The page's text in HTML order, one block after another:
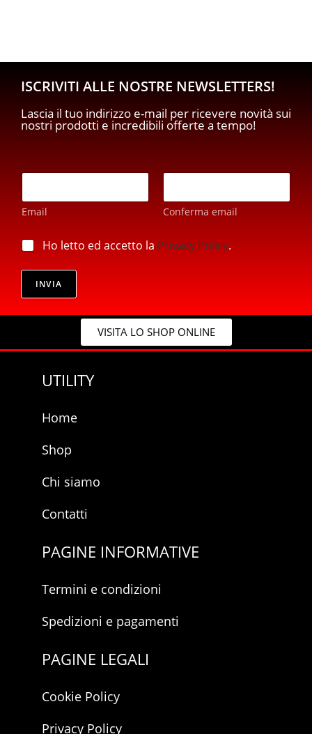
ISCRIVITI ALLE NOSTRE NEWSLETTERS!
Lascia il tuo indirizzo e-mail per ricevere novità sui
nostri prodotti e incredibili offerte a tempo!
E
a
i
*
Email Conferma email
E
a
l
p
v
p
r
i
a
Ho letto ed accetto la Privacy Policy.
INVIA
VISITA LO SHOP ONLINE
UTILITY
Home
Shop
Chi siamo
Contatti
PAGINE INFORMATIVE
Termini e condizioni
Spedizioni e pagamenti
PAGINE LEGALI
Cookie Policy
Privacy Policy